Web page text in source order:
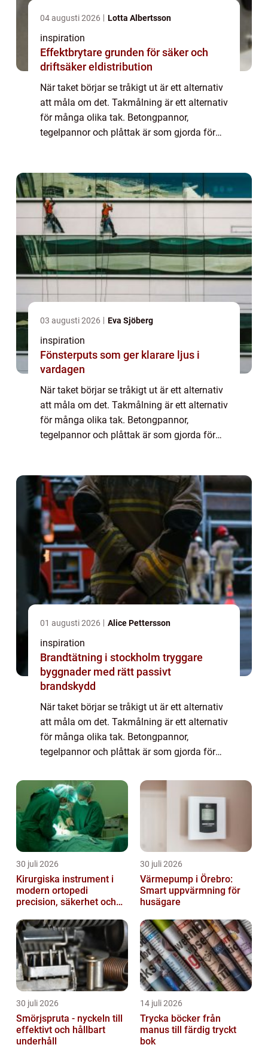
04 augusti 2026 Lotta Albertsson
inspiration
Effektbrytare grunden för säker och
driftsäker eldistribution
När taket börjar se tråkigt ut är ett alternativ
att måla om det. Takmålning är ett alternativ
för många olika tak. Betongpannor,
tegelpannor och plåttak är som gjorda för
03 augusti 2026 Eva Sjöberg
inspiration
Fönsterputs som ger klarare ljus i
vardagen
När taket börjar se tråkigt ut är ett alternativ
att måla om det. Takmålning är ett alternativ
för många olika tak. Betongpannor,
tegelpannor och plåttak är som gjorda för
01 augusti 2026 Alice Pettersson
inspiration
Brandtätning i stockholm tryggare
byggnader med rätt passivt
brandskydd
När taket börjar se tråkigt ut är ett alternativ
att måla om det. Takmålning är ett alternativ
för många olika tak. Betongpannor,
tegelpannor och plåttak är som gjorda för
med beprövade metoder så får du ett ...
30 juli 2026
Kirurgiska instrument i
modern ortopedi
precision, säkerhet och
30 juli 2026
Värmepump i Örebro:
Smart uppvärmning för
husägare
30 juli 2026
Smörjspruta - nyckeln till
effektivt och hållbart
underhåll
14 juli 2026
Trycka böcker från
manus till färdig tryckt
bok